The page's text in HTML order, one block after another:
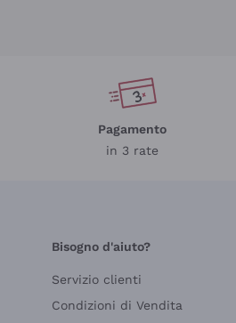
Pagamento
in 3 rate
Bisogno d'aiuto?
Servizio clienti
Condizioni di Vendita